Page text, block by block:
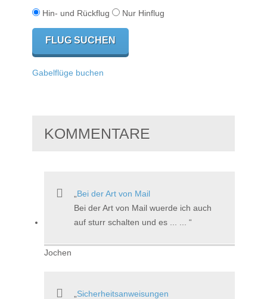
Hin- und Rückflug Nur Hinflug
Gabelflüge buchen
KOMMENTARE
Bei der Art von Mail
Bei der Art von Mail wuerde ich auch
auf sturr schalten und es ... ...
Jochen
Sicherheitsanweisungen